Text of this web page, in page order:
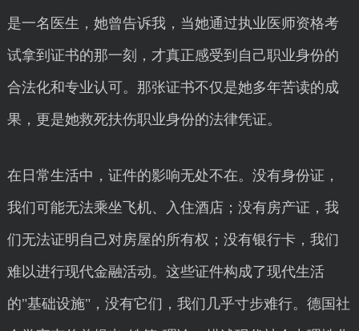
是一名医生，她曾告诉我，当她通过执业医师资格考
试拿到证书的那一刻，才真正感受到自己职业身份的
合法化和专业认可。那张证书不仅是她多年苦读的成
果，更是她救死扶伤职业身份的法律凭证。
在日常生活中，证件的影响无处不在。没有身份证，
我们可能无法乘坐飞机、入住酒店；没有房产证，我
们无法证明自己对房屋的所有权；没有银行卡，我们
难以进行现代金融活动。这些证件构成了现代生活
的"基础设施"，没有它们，我们几乎寸步难行。德国社